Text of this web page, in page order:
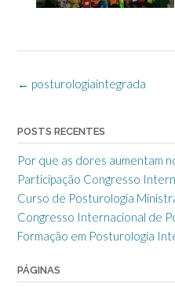
Post
← posturologiaintegrada
POSTS RECENTES
Por que as dores aumentam
Participação Congresso
Curso de Posturologia
Congresso Internacional de
Formação em Posturologia
PÁGINAS